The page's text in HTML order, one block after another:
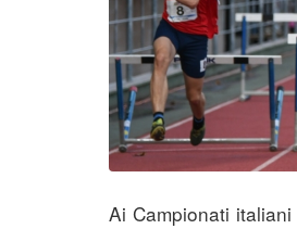
Ai Campionati